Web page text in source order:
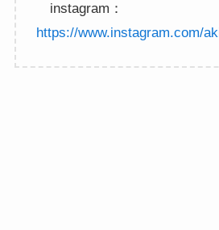
instagram：
https://www.instagram.com/